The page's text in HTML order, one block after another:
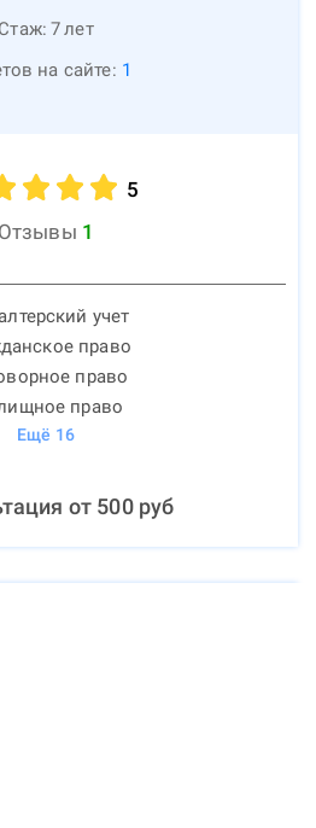
Стаж: 7лет
на сайте: 1
5
Отзывы 1
учет
право
право
право
Ещё 16
от 500руб